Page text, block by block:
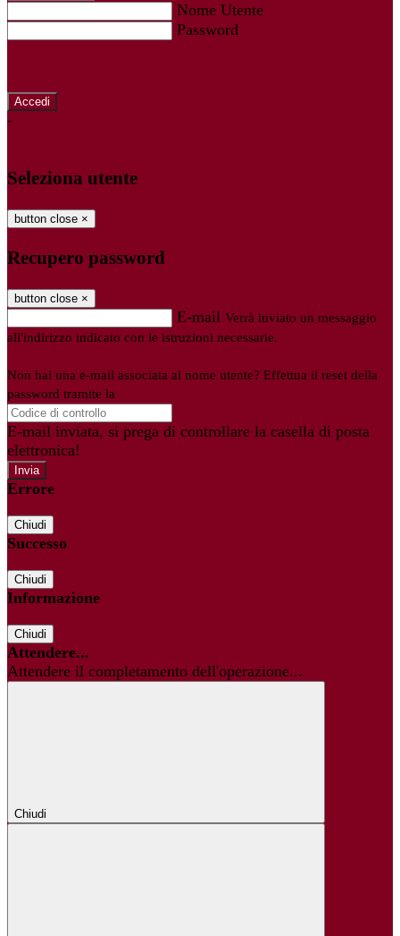
Nome Utente
Password
-
Seleziona utente
button close ×
Recupero password
button close ×
E-mail Verrà inviato un messaggio
all'indirizzo indicato con le istruzioni necessarie.
Non hai una e-mail associata al nome utente? Effettua il reset della
password tramite la
E-mail inviata, si prega di controllare la casella di posta
elettronica!
Errore
Chiudi
Successo
Chiudi
Informazione
Chiudi
Attendere...
Attendere il completamento dell'operazione...
Chiudi